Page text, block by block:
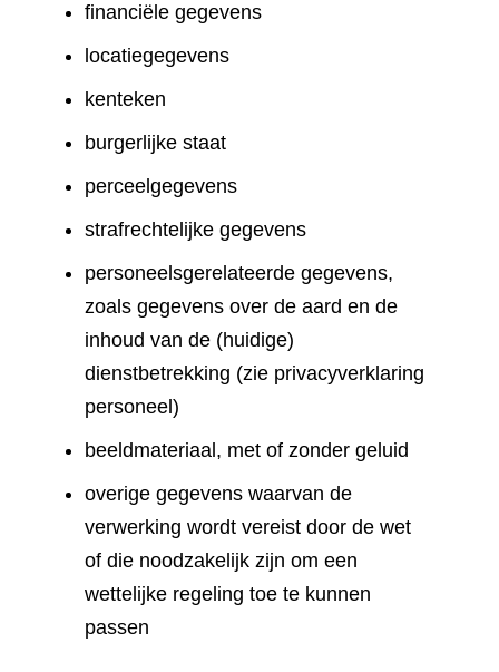
financiële gegevens
locatiegegevens
kenteken
burgerlijke staat
perceelgegevens
strafrechtelijke gegevens
personeelsgerelateerde gegevens,
zoals gegevens over de aard en de
inhoud van de (huidige)
dienstbetrekking (zie privacyverklaring
personeel)
beeldmateriaal, met of zonder geluid
overige gegevens waarvan de
verwerking wordt vereist door de wet
of die noodzakelijk zijn om een
wettelijke regeling toe te kunnen
passen